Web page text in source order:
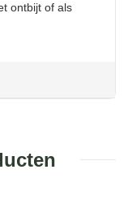
ontbijt of als